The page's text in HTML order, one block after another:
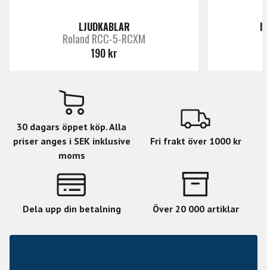
Specifikationer:
Längd: 3 meter
Kontakttyp: Vinklad 6,3 mm (1/4 tum) Tele
Kabeltyp: Instrumentkabel
Yttermaterial: Tweed-omslag
LJUDKABLAR
Roland RCC-5-RCXM
190 kr
30 dagars öppet köp. Alla
priser anges i SEK inklusive
moms
Fri frakt över 1000 kr
Dela upp din betalning Över 20 000 artiklar